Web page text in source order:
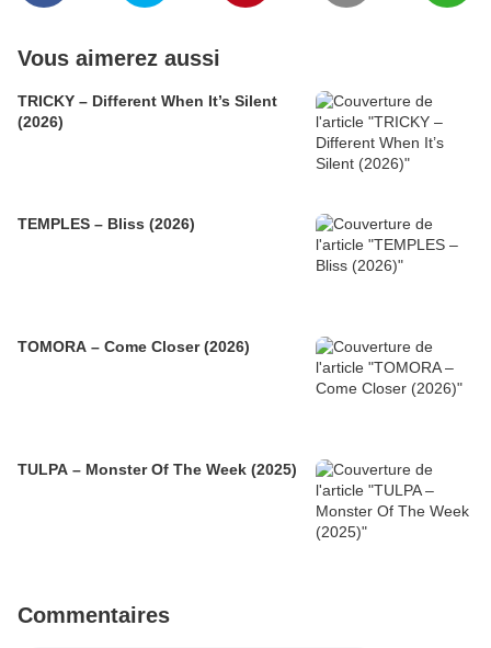
Vous aimerez aussi
TRICKY – Different When It’s Silent
(2026)
TEMPLES – Bliss (2026)
TOMORA – Come Closer (2026)
TULPA – Monster Of The Week (2025)
Commentaires